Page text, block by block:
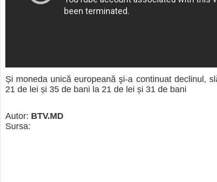
Și moneda unică europeană şi-a continuat declinul,
21 de lei și 35 de bani la 21 de lei și 31 de bani
Autor: BTV.MD
Sursa: